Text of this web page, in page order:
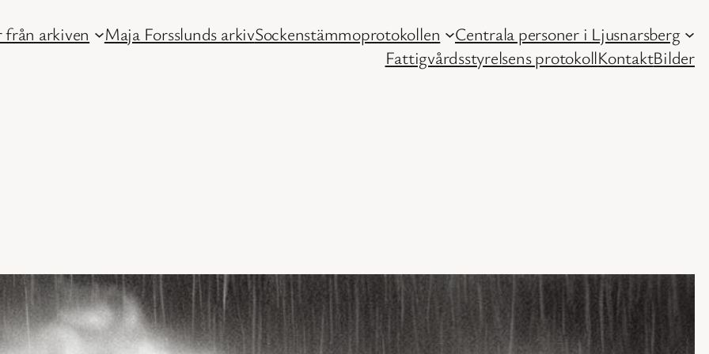
arkiven Maja Forsslunds arkivSockenstämmoprotokollen
Centrala personer i Ljusnarsberg
Fattigvårdsstyrelsens protokollKontaktBilder